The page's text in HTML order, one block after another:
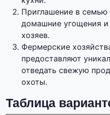
Приглашение в семью
домашние угощения и
хозяев.
Фермерские
предоставляют
отведать свежую
охоты.
Таблица